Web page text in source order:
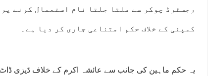
رجسٹرڈ چوکر سے ملتا جلتا نام استعمال کرنے
کمپنی کے خلاف حکم امتناعی جاری کر دیا ہے۔
یہ حکم ماہین کی جانب سے عائشہ اکرم کے خلاف ڈیزی ڈاٹ